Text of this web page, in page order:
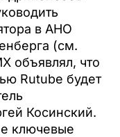
в АНО
(см.
объявлял, что
Rutube будет
Косинский.
ключевые